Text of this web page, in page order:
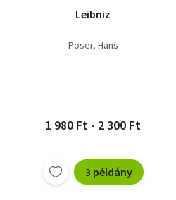
Leibniz
Poser, Hans
1 980 Ft - 2 300 Ft
3 példány